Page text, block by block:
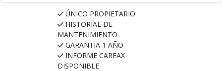
ÚNICO PROPIETARIO
HISTORIAL DE
MANTENIMIENTO
GARANTIA 1 AÑO
INFORME CARFAX
DISPONIBLE